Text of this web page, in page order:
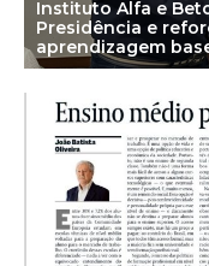
Instituto Alfa e
Presidência e
aprendizagem